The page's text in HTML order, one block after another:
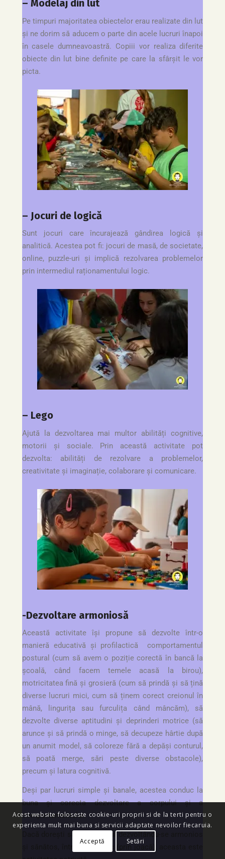
– Modelaj din lut
Pe timpuri majoritatea obiectelor erau realizate din lut
și ne dorim să aducem o parte din acele lucruri înapoi
în casele dumneavoastră. Copiii vor realiza diferite
obiecte din lut bine definite pe care la sfârșit le vor
picta.
– Jocuri de logică
Sunt jocuri care încurajează gândirea logică și
analitică. Acestea pot fi: jocuri de masă, de societate,
online, puzzle-uri și implică rezolvarea problemelor
prin intermediul raționamentului logic.
– Lego
Ajută la dezvoltarea mai multor abilități cognitive,
motorii și sociale. Prin această activitate pot
dezvolta: abilități de rezolvare a problemelor,
creativitate și imaginație, colaborare și comunicare.
-Dezvoltare armoniosă
Această activitate își propune să dezvolte într-o
manieră educativă și profilactică comportamentul
postural (cum să avem o poziție corectă în bancă la
școală, când facem temele acasă la birou),
motricitatea fină și grosieră (cum să prindă și să țină
diverse lucruri mici, cum să ținem corect creionul în
mână, lingurița sau furculița când mâncăm), să
dezvolte diverse aptitudini și deprinderi motrice (să
arunce și să prindă o minge, să decupeze hârtie după
un anumit model, să coloreze fără a depăși conturul,
să poată merge, sări peste diverse obstacole),
precum și latura cognitivă.
Deși par lucruri simple și banale, acestea conduc la
buna și corecta dezvoltare a corpului și a
comportamentului.
Dacă dorești să vezi copilul dezvoltându-se armonios
și sănătos, într-un stil ludic (prin joacă), aceasta este
Acest website foloseste cookie-uri proprii si de la terti pentru o
experienta mult mai buna si servicii adaptate nevoilor fiecaruia.
Acceptă
Setări